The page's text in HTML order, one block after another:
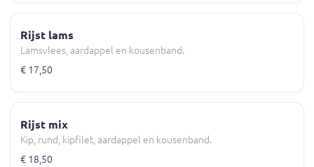
Rijst lams
Lamsvlees, aardappel en kousenband.
€ 17,50
Rijst mix
Kip, rund, kipfilet, aardappel en kousenband.
€ 18,50